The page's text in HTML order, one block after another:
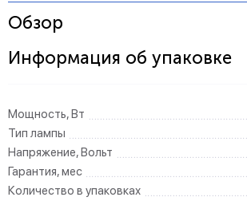
Обзор
Информация об упаковке
Мощность, Вт
Тип лампы
Напряжение, Вольт
Гарантия, мес
Количество в упаковках